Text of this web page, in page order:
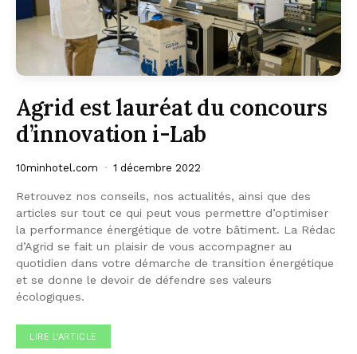
Agrid est lauréat du concours
d’innovation i-Lab
10minhotel.com 1 décembre 2022
Retrouvez nos conseils, nos actualités, ainsi que des
articles sur tout ce qui peut vous permettre d’optimiser
la performance énergétique de votre bâtiment. La Rédac
d’Agrid se fait un plaisir de vous accompagner au
quotidien dans votre démarche de transition énergétique
et se donne le devoir de défendre ses valeurs
écologiques.
LIRE L'ARTICLE